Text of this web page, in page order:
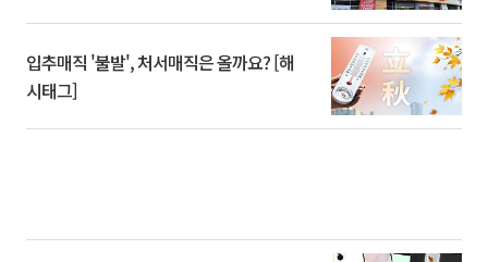
입추매직 '불발', 처서매직은 올까요? [해
시태그]